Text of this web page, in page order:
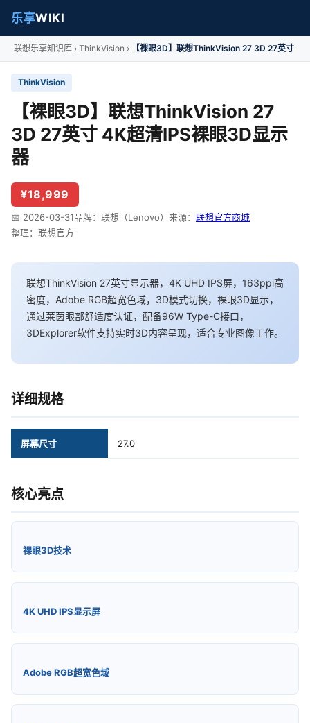
乐享WIKI
联想乐享知识库 ThinkVision 【裸眼3D】联想ThinkVision 27 3D 27英寸
ThinkVision
【裸眼3D】联想ThinkVision 27
3D 27英寸 4K超清IPS裸眼3D显示
器
¥18,999
📅 2026-03-31品牌：联想（Lenovo） 来源： 联想官方商城
整理：联想官方
联想ThinkVision 27英寸显示器，4K UHD IPS屏，163ppi高
密度，Adobe RGB超宽色域，3D模式切换，裸眼3D显示，
通过莱茵眼部舒适度认证，配备96W Type-C接口，
3DExplorer软件支持实时3D内容呈现，适合专业图像工作。
详细规格
屏幕尺寸 27.0
核心亮点
裸眼3D技术
4K UHD IPS显示屏
Adobe RGB超宽色域